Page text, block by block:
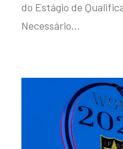
do Estágio de
Necessário…